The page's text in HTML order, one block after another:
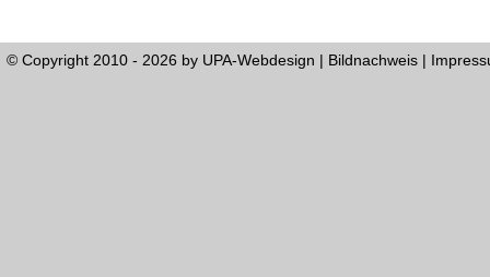
© Copyright 2010 - 2026 by UPA-Webdesign | Bildnachweis |